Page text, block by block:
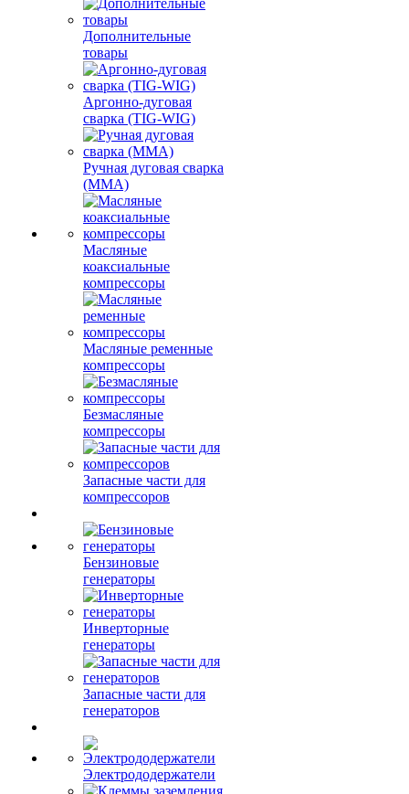
Дополнительные
товары
Аргонно-дуговая
сварка (TIG-WIG)
Ручная дуговая сварка
(MMA)
Масляные
коаксиальные
компрессоры
Масляные ременные
компрессоры
Безмасляные
компрессоры
Запасные части для
компрессоров
Бензиновые
генераторы
Инверторные
генераторы
Запасные части для
генераторов
Электрододержатели